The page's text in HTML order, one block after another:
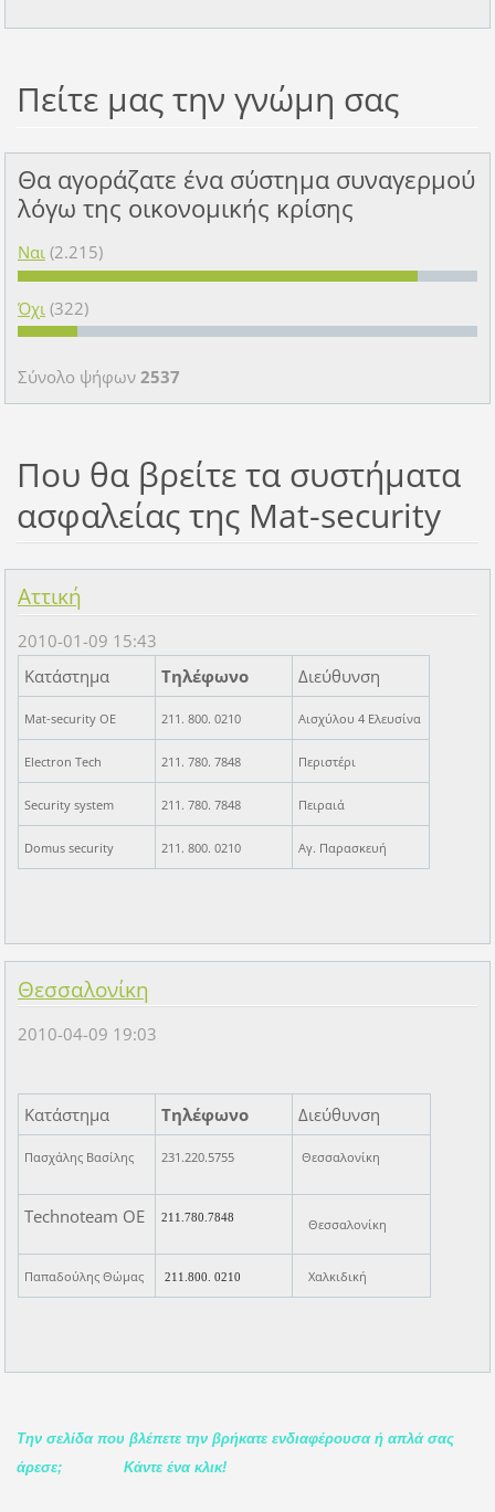
Πείτε μας την γνώμη σας
Θα αγοράζατε ένα σύστημα συναγερμού
λόγω της οικονομικής κρίσης
Ναι (2.215)
Όχι (322)
Σύνολο ψήφων 2537
Που θα βρείτε τα συστήματα
ασφαλείας της Mat-security
Αττική
2010-01-09 15:43
Κατάστημα
Τηλέφωνο Διεύθυνση
Mat-security OE 211. 800. 0210 Αισχύλου 4 Ελευσίνα
Electron Tech 211. 780. 7848 Περιστέρι
Security system 211. 780. 7848 Πειραιά
Domus security 211. 800. 0210 Αγ. Παρασκευή
Θεσσαλονίκη
2010-04-09 19:03
Κατάστημα Τηλέφωνο Διεύθυνση
Πασχάλης Βασίλης 231.220.5755 Θεσσαλονίκη
Technoteam ΟΕ 211.780.7848 Θεσσαλονίκη
Παπαδούλης Θώμας 211.800. 0210 Χαλκιδική
Την σελίδα που βλέπετε την βρήκατε ενδιαφέρουσα ή απλά σας
άρεσε; Κάντε ένα κλικ!